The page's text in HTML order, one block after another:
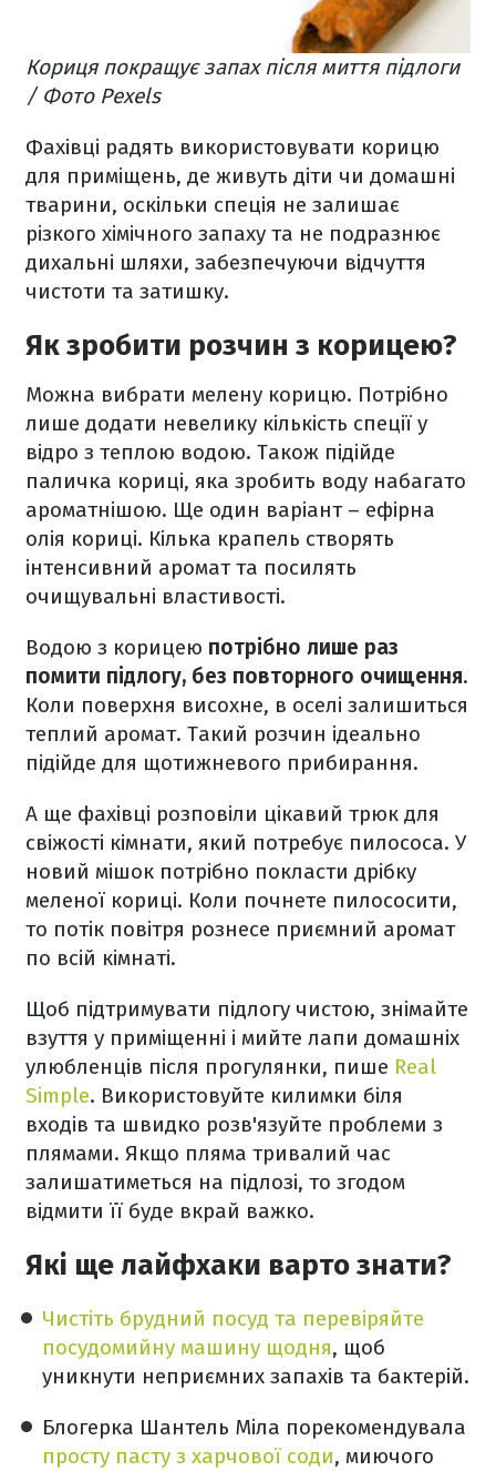
Кориця покращує запах після миття підлоги
/ Фото Pexels
Фахівці радять використовувати корицю
для приміщень, де живуть діти чи домашні
тварини, оскільки спеція не залишає
різкого хімічного запаху та не подразнює
дихальні шляхи, забезпечуючи відчуття
чистоти та затишку.
Як зробити розчин з корицею?
Можна вибрати мелену корицю. Потрібно
лише додати невелику кількість спеції у
відро з теплою водою. Також підійде
паличка кориці, яка зробить воду набагато
ароматнішою. Ще один варіант – ефірна
олія кориці. Кілька крапель створять
інтенсивний аромат та посилять
очищувальні властивості.
Водою з корицею потрібно лише раз
помити підлогу, без повторного очищення.
Коли поверхня висохне, в оселі залишиться
теплий аромат. Такий розчин ідеально
підійде для щотижневого прибирання.
А ще фахівці розповіли цікавий трюк для
свіжості кімнати, який потребує пилососа. У
новий мішок потрібно покласти дрібку
меленої кориці. Коли почнете пилососити,
то потік повітря рознесе приємний аромат
по всій кімнаті.
Щоб підтримувати підлогу чистою, знімайте
взуття у приміщенні і мийте лапи домашніх
улюбленців після прогулянки, пише Real
Simple. Використовуйте килимки біля
входів та швидко розв'язуйте проблеми з
плямами. Якщо пляма тривалий час
залишатиметься на підлозі, то згодом
відмити її буде вкрай важко.
Які ще лайфхаки варто знати?
Чистіть брудний посуд та перевіряйте
посудомийну машину щодня, щоб
уникнути неприємних запахів та бактерій.
Блогерка Шантель Міла порекомендувала
просту пасту з харчової соди, миючого